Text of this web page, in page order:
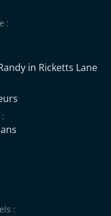
:
in Ricketts Lane
: